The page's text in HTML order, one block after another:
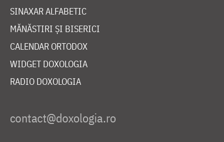
SINAXAR ALFABETIC
MĂNĂSTIRI ȘI BISERICI
CALENDAR ORTODOX
WIDGET DOXOLOGIA
RADIO DOXOLOGIA